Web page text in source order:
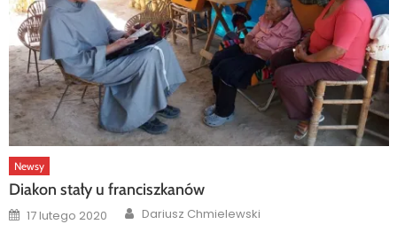
Newsy
Diakon stały u franciszkanów
Posted
on
17 lutego 2020 Author
Dariusz Chmielewski